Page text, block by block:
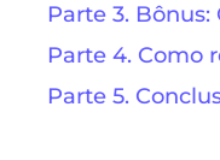
Parte 3.
Parte 4. Como
Parte 5.